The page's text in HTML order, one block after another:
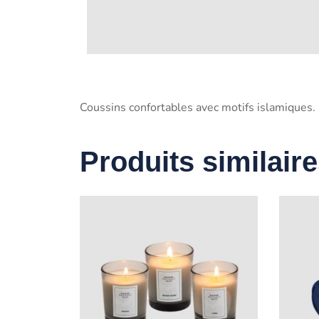
Coussins confortables avec motifs islamiques.
Produits